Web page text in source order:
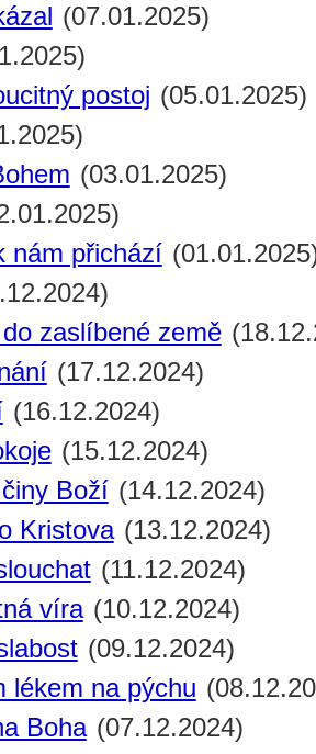
(07.01.2025)
postoj (05.01.2025)
(03.01.2025)
nám přichází
zaslíbené země
(17.12.2024)
(16.12.2024)
(15.12.2024)
Boží (14.12.2024)
Kristova (13.12.2024)
(11.12.2024)
víra (10.12.2024)
(09.12.2024)
lékem na pýchu
Boha (07.12.2024)